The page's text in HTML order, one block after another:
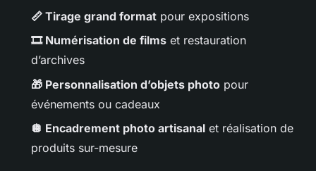
📏 Tirage grand format pour expositions
🎞️ Numérisation de films et restauration
d’archives
🎁 Personnalisation d’objets photo pour
événements ou cadeaux
🪩 Encadrement photo artisanal et réalisation de
produits sur-mesure